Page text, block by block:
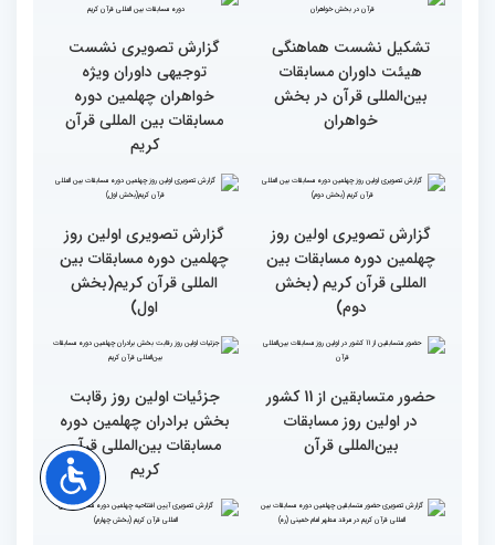
رقابت بخش بانوان چهلمین
دوره مسابقات بین المللی
قرآن آغاز شد
نوبت اجرای شرکت‌کنندگان
مسابقات بین‌المللی قرآن در
بخش خواهران اعلام شد
هیئت داوران مسابقات
بین‌المللی قرآن در بخش
خواهران
توجیهی داوران ویژه
خواهران چهلمین دوره
مسابقات بین المللی قرآن
کریم
گزارش تصویری اولین روز
چهلمین دوره مسابقات بین
المللی قرآن کریم (بخش
گزارش تصویری اولین روز
چهلمین دوره مسابقات بین
المللی قرآن کریم(بخش
اول)